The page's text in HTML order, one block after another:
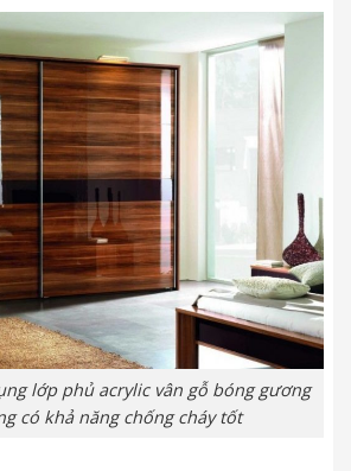
lớp phủ acrylic vân gỗ bóng gương
có khả năng chống cháy tốt